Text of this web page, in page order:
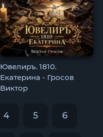
Ювелиръ. 1810.
Екатерина - Гросов
Виктор
4 5 6